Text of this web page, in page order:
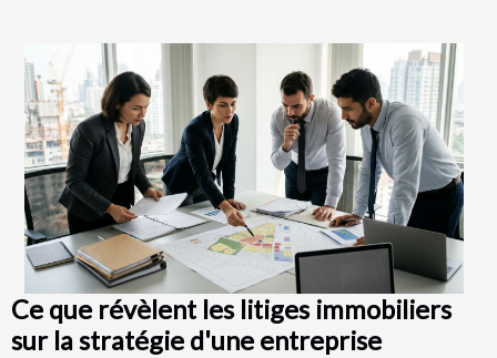
Ce que révèlent les litiges immobiliers
sur la stratégie d'une entreprise